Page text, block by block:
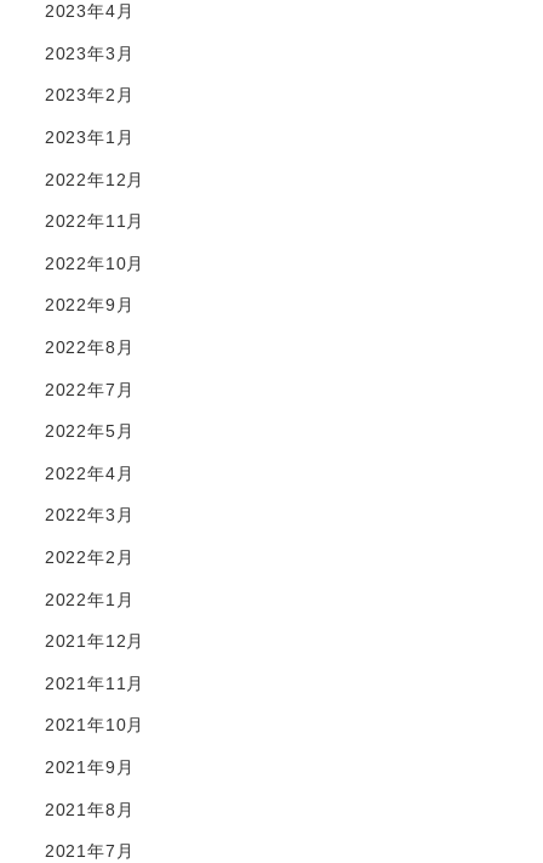
2023年4月
2023年3月
2023年2月
2023年1月
2022年12月
2022年11月
2022年10月
2022年9月
2022年8月
2022年7月
2022年5月
2022年4月
2022年3月
2022年2月
2022年1月
2021年12月
2021年11月
2021年10月
2021年9月
2021年8月
2021年7月